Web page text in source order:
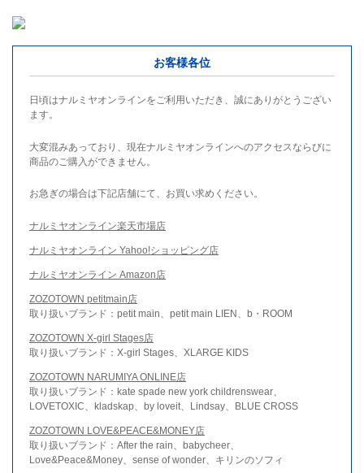
お客様各位
日頃はナルミヤオンラインをご利用いただき、誠にありがとうござい
ます。
大変混みあっており、現在ナルミヤオンラインへのアクセスならびに
商品のご購入ができません。
お急ぎの場合は下記店舗にて、お買い求めください。
ナルミヤオンライン楽天市場店
ナルミヤオンライン Yahoo!ショッピング店
ナルミヤオンライン Amazon店
ZOZOTOWN petitmain店
取り扱いブランド：petit main、petit main LIEN、b・ROOM
ZOZOTOWN X-girl Stages店
取り扱いブランド：X-girl Stages、XLARGE KIDS
ZOZOTOWN NARUMIYA ONLINE店
取り扱いブランド：kate spade new york childrenswear、
LOVETOXIC、kladskap、by loveit、Lindsay、BLUE CROSS
ZOZOTOWN LOVE&PEACE&MONEY店
取り扱いブランド：After the rain、babycheer、
Love&Peace&Money、sense of wonder、キリンのソフィ